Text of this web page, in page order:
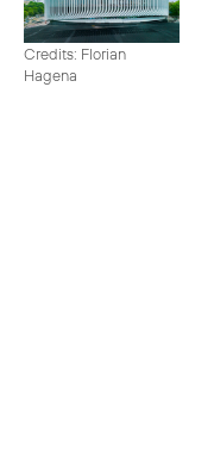
Credits: Florian
Hagena